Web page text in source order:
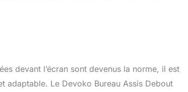
devant l’écran sont devenus la norme, il est
adaptable. Le Devoko Bureau Assis Debout